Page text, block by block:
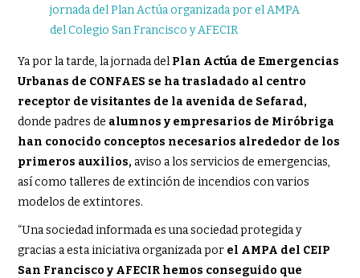
Ya por la tarde, la jornada del Plan Actúa de Emergencias
Urbanas de CONFAES se ha trasladado al centro
receptor de visitantes de la avenida de Sefarad,
donde padres de alumnos y empresarios de Miróbriga
han conocido conceptos necesarios alrededor de los
primeros auxilios,aviso a los servicios de emergencias,
así como talleres de extinción de incendios con varios
modelos de extintores.
“Una sociedad informada es una sociedad protegida y
gracias a esta iniciativa organizada por el AMPA del CEIP
San Francisco y AFECIR hemos conseguido que